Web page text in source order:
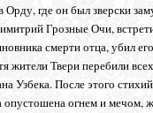
где он был зверски
Грозные Очи,
смерти отца, убил
жители Твери перебили
Узбека. После этого
опустошена огнем и мечом,